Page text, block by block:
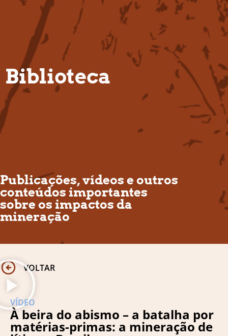
PT
Biblioteca
Publicações, vídeos e outros
conteúdos importantes
sobre os impactos da
mineração
VOLTAR
VÍDEO
À beira do abismo – a batalha por
matérias-primas: a mineração de